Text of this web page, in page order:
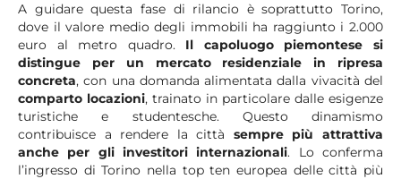
A guidare questa fase di rilancio è soprattutto Torino,
dove il valore medio degli immobili ha raggiunto i 2.000
euro al metro quadro. Il capoluogo piemontese si
distingue per un mercato residenziale in ripresa
concreta, con una domanda alimentata dalla vivacità del
comparto locazioni, trainato in particolare dalle esigenze
turistiche e studentesche. Questo dinamismo
contribuisce a rendere la città sempre più attrattiva
anche per gli investitori internazionali. Lo conferma
l’ingresso di Torino nella top ten europea delle città più